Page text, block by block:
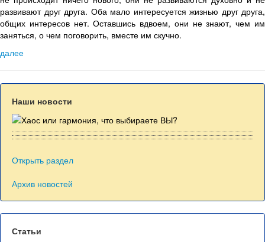
развивают друг друга. Оба мало интересуется жизнью друг друга,
общих интересов нет. Оставшись вдвоем, они не знают, чем им
заняться, о чем поговорить, вместе им скучно.
далее
Наши новости
Открыть раздел
Архив новостей
Статьи